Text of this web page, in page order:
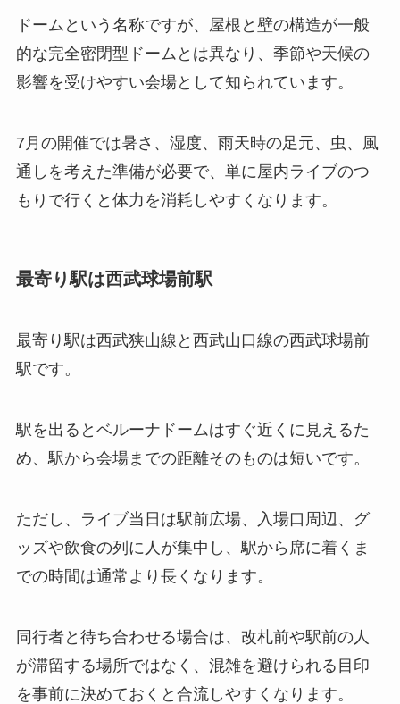
ドームという名称ですが、屋根と壁の構造が一般
的な完全密閉型ドームとは異なり、季節や天候の
影響を受けやすい会場として知られています。
7月の開催では暑さ、湿度、雨天時の足元、虫、風
通しを考えた準備が必要で、単に屋内ライブのつ
もりで行くと体力を消耗しやすくなります。
最寄り駅は西武球場前駅
最寄り駅は西武狭山線と西武山口線の西武球場前
駅です。
駅を出るとベルーナドームはすぐ近くに見えるた
め、駅から会場までの距離そのものは短いです。
ただし、ライブ当日は駅前広場、入場口周辺、グ
ッズや飲食の列に人が集中し、駅から席に着くま
での時間は通常より長くなります。
同行者と待ち合わせる場合は、改札前や駅前の人
が滞留する場所ではなく、混雑を避けられる目印
を事前に決めておくと合流しやすくなります。